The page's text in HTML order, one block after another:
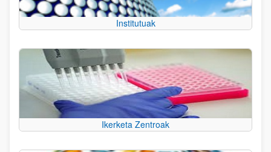
Institutuak
Ikerketa Zentroak